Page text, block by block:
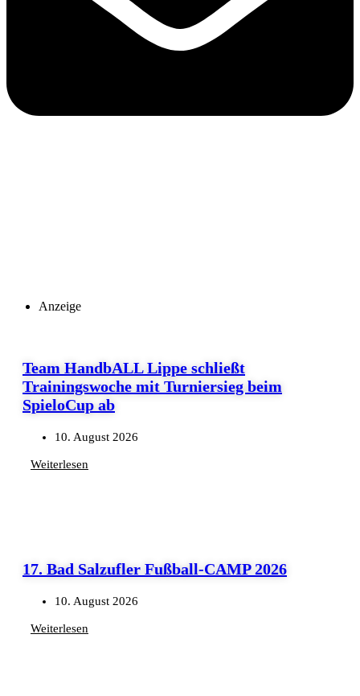
Anzeige
Team HandbALL Lippe schließt
Trainingswoche mit Turniersieg beim
SpieloCup ab
10. August 2026
Weiterlesen
17. Bad Salzufler Fußball-CAMP 2026
10. August 2026
Weiterlesen